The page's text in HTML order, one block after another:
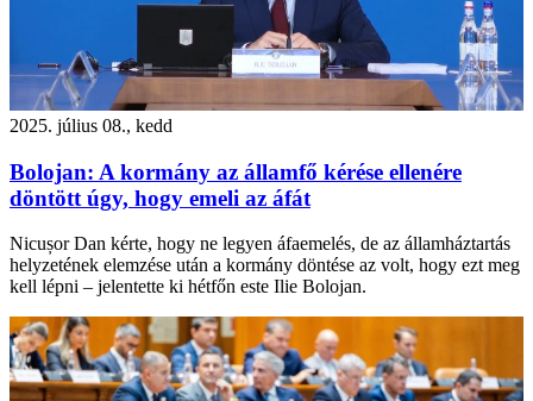
2025. július 08., kedd
Bolojan: A kormány az államfő kérése ellenére
döntött úgy, hogy emeli az áfát
Nicușor Dan kérte, hogy ne legyen áfaemelés, de az államháztartás
helyzetének elemzése után a kormány döntése az volt, hogy ezt meg
kell lépni – jelentette ki hétfőn este Ilie Bolojan.